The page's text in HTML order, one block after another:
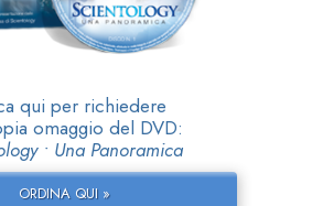
qui per richiedere
omaggio del DVD:
• Una Panoramica
ORDINA QUI »